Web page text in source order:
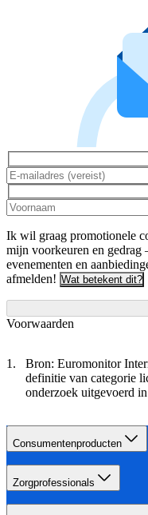
Ik wil graag promotionele
mijn voorkeuren en gedrag
evenementen en
afmelden! Wat betekent dit?
Voorwaarden
Bron: Euromonitor
definitie van categorie
onderzoek uitgevoerd
Consumentenproducten
Zorgprofessionals